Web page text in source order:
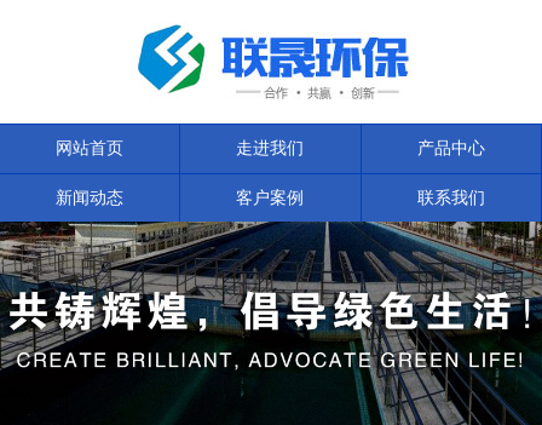
网站首页 走进我们 产品中心
新闻动态 客户案例 联系我们